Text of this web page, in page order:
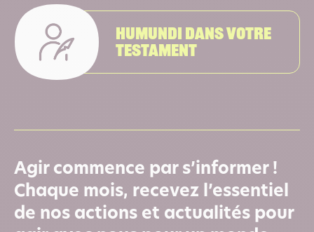
Humundi dans votre
testament
Agir commence par s’informer !
Chaque mois, recevez l’essentiel
de nos actions et actualités pour